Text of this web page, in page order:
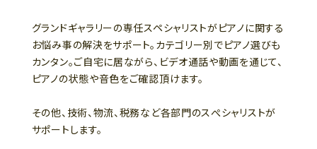
グランドギャラリーの専任スペシャリストがピアノに関する
お悩み事の解決をサポート。カテゴリー別でピアノ選びも
カンタン。ご自宅に居ながら、ビデオ通話や動画を通じて、
ピアノの状態や音色をご確認頂けます。
その他、技術、物流、税務など各部門のスぺシャリストが
サポートします。